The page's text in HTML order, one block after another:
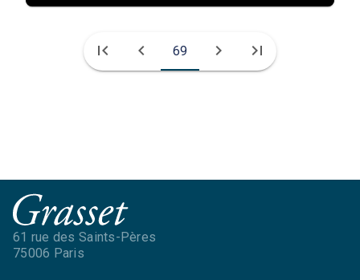
first_page chevron_left 69 chevron_right last_page
61 rue des Saints-Pères
75006 Paris